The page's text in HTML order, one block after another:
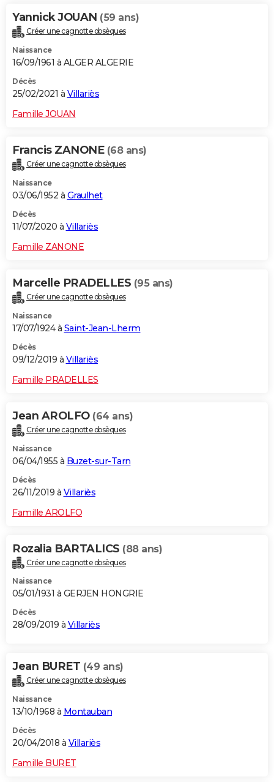
Yannick JOUAN (59 ans)
Créer une cagnotte obsèques
Naissance
16/09/1961 à ALGER ALGERIE
Décès
25/02/2021 à Villariès
Famille JOUAN
Francis ZANONE (68 ans)
Créer une cagnotte obsèques
Naissance
03/06/1952 à Graulhet
Décès
11/07/2020 à Villariès
Famille ZANONE
Marcelle PRADELLES (95 ans)
Créer une cagnotte obsèques
Naissance
17/07/1924 à Saint-Jean-Lherm
Décès
09/12/2019 à Villariès
Famille PRADELLES
Jean AROLFO (64 ans)
Créer une cagnotte obsèques
Naissance
06/04/1955 à Buzet-sur-Tarn
Décès
26/11/2019 à Villariès
Famille AROLFO
Rozalia BARTALICS (88 ans)
Créer une cagnotte obsèques
Naissance
05/01/1931 à GERJEN HONGRIE
Décès
28/09/2019 à Villariès
Jean BURET (49 ans)
Créer une cagnotte obsèques
Naissance
13/10/1968 à Montauban
Décès
20/04/2018 à Villariès
Famille BURET